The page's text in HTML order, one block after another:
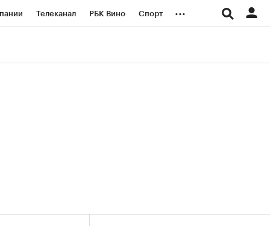
Телеканал РБК Вино Спорт ...